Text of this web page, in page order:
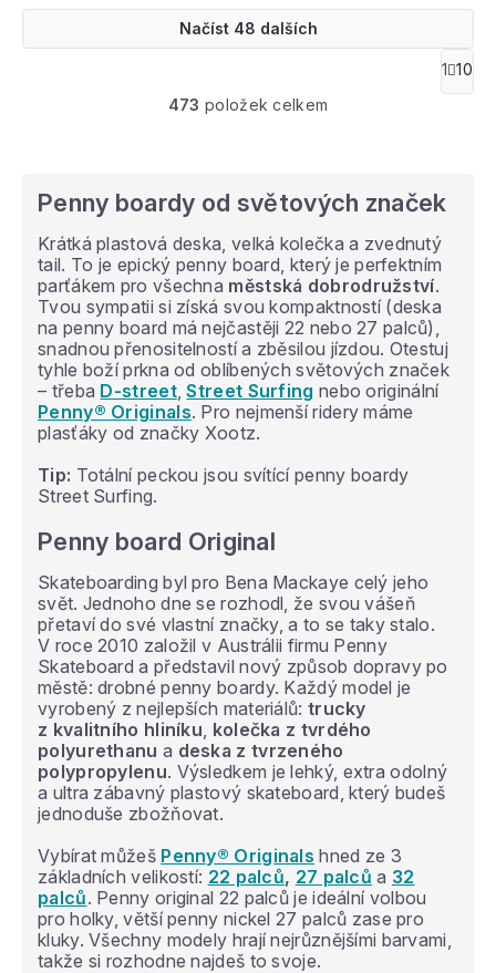
l
c
í
p
r
v
k
y
v
ý
p
i
s
Načíst 48 dalších
t
1
10
473 položek celkem
Penny boardy od světových značek
Krátká plastová deska, velká kolečka a zvednutý
tail. To je epický penny board, který je perfektním
parťákem pro všechna městská dobrodružství.
Tvou sympatii si získá svou kompaktností (deska
na penny board má nejčastěji 22 nebo 27 palců),
snadnou přenositelností a zběsilou jízdou. Otestuj
tyhle boží prkna od oblíbených světových značek
– třeba D-street,Street Surfing nebo originální
Penny® Originals. Pro nejmenší ridery máme
plasťáky od značky Xootz.
Tip: Totální peckou jsou svítící penny boardy
Street Surfing.
Penny board Original
Skateboarding byl pro Bena Mackaye celý jeho
svět. Jednoho dne se rozhodl, že svou vášeň
přetaví do své vlastní značky, a to se taky stalo.
V roce 2010 založil v Austrálii firmu Penny
Skateboard a představil nový způsob dopravy po
městě: drobné penny boardy. Každý model je
vyrobený z nejlepších materiálů: trucky
z kvalitního hliníku kolečka z tvrdého
polyurethanu a deska z tvrzeného
polypropylenu. Výsledkem je lehký, extra odolný
a ultra zábavný plastový skateboard, který budeš
jednoduše zbožňovat.
Vybírat můžeš Penny® Originals hned ze 3
základních velikostí: 22 palců, 27 palců a 32
palců. Penny original 22 palců je ideální volbou
pro holky, větší penny nickel 27 palců zase pro
kluky. Všechny modely hrají nejrůznějšími barvami,
takže si rozhodne najdeš to svoje.